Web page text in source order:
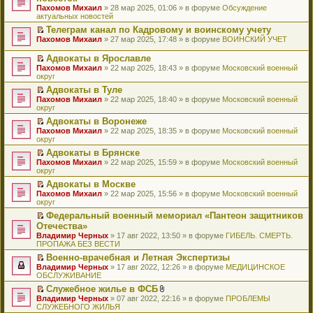
ю
щ
е
н
и
ю
о
о
б
щ
е
н
и
ю
о
м
у
с
о
б
щ
е
н
и
ю
а
н
н
м
у
с
о
о
б
щ
е
н
и
ю
о
ч
и
а
н
н
о
м
у
с
о
о
б
щ
е
н
и
ю
н
е
п
о
и
т
а
н
н
о
м
у
с
о
о
б
щ
е
н
и
ю
в
о
м
у
н
п
р
о
ч
и
т
а
н
н
о
м
у
с
о
о
б
щ
е
н
и
ю
п
е
р
о
м
у
н
е
п
р
о
ч
и
т
а
н
н
о
м
у
с
о
о
б
щ
е
н
и
ю
е
р
е
й
т
к
п
е
р
в
о
м
у
н
е
п
р
о
ч
и
т
а
н
н
о
м
у
с
о
о
б
щ
е
н
и
ю
Пахомов Михаил » 28 мар 2025, 01:06 » в форуме Обсуждение
актуальных новостей
П
р
е
й
т
и
к
п
е
р
в
о
м
у
н
е
п
р
о
ч
и
а
н
н
о
м
у
с
о
о
б
Телеграм канал по Кадровому и воинскому учету
Пахомов Михаил » 27 мар 2025, 17:48 » в форуме ВОИНСКИЙ УЧЕТ
П
е
р
е
й
т
и
к
п
е
р
в
о
м
у
н
е
п
р
о
ч
и
т
а
н
н
о
м
у
с
Адвокаты в Ярославле
Пахомов Михаил » 22 мар 2025, 18:43 » в форуме Московский военный
округ
П
е
р
е
й
т
и
к
п
е
р
в
о
м
у
н
е
п
р
о
ч
и
т
а
н
н
Адвокаты в Туле
Пахомов Михаил » 22 мар 2025, 18:40 » в форуме Московский военный
округ
П
е
р
е
й
т
и
к
п
е
р
в
о
м
у
н
е
п
р
о
ч
и
Адвокаты в Воронеже
Пахомов Михаил » 22 мар 2025, 18:35 » в форуме Московский военный
округ
П
е
р
е
й
т
и
к
п
е
р
в
о
м
у
н
е
п
р
Адвокаты в Брянске
Пахомов Михаил » 22 мар 2025, 15:59 » в форуме Московский военный
округ
П
е
р
е
й
т
и
к
п
е
р
в
о
м
у
Адвокаты в Москве
Пахомов Михаил » 22 мар 2025, 15:56 » в форуме Московский военный
округ
П
е
р
е
й
т
и
к
п
е
р
Федеральный военный мемориал «Пантеон защитников
Отечества»
Владимир Черных » 17 авг 2022, 13:50 » в форуме ГИБЕЛЬ. СМЕРТЬ.
ПРОПАЖА БЕЗ ВЕСТИ
П
е
р
е
й
т
Военно-врачебная и Летная Экспертизы
Владимир Черных » 17 авг 2022, 12:26 » в форуме МЕДИЦИНСКОЕ
ОБСЛУЖИВАНИЕ
П
е
Служебное жилье в ФСБ
В
Владимир Черных » 07 авг 2022, 22:16 » в форуме ПРОБЛЕМЫ
СЛУЖЕБНОГО ЖИЛЬЯ